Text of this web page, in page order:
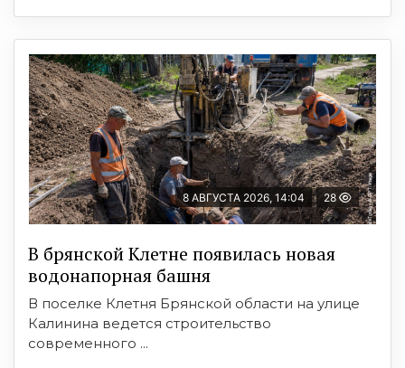
8 АВГУСТА 2026, 14:04 28
В брянской Клетне появилась новая
водонапорная башня
В поселке Клетня Брянской области на улице
Калинина ведется строительство
современного ...